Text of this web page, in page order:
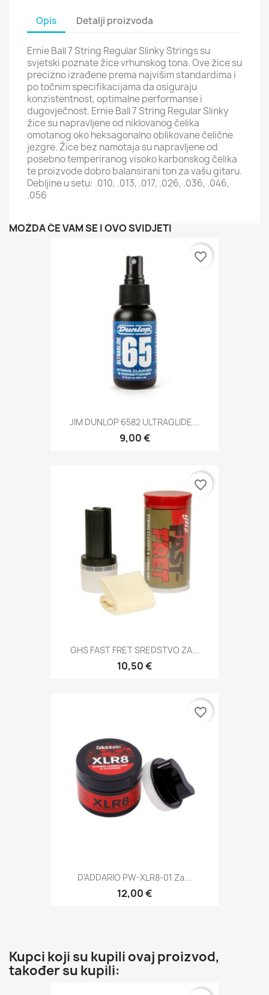
Opis Detalji proizvoda
Ernie Ball 7 String Regular Slinky Strings su
svjetski poznate žice vrhunskog tona. Ove žice su
precizno izrađene prema najvišim standardima i
po točnim specifikacijama da osiguraju
konzistentnost, optimalne performanse i
dugovječnost. Ernie Ball 7 String Regular Slinky
žice su napravljene od niklovanog čelika
omotanog oko heksagonalno oblikovane čelične
jezgre. Žice bez namotaja su napravljene od
posebno temperiranog visoko karbonskog čelika
te proizvode dobro balansirani ton za vašu gitaru.
Debljine u setu: .010, .013, .017, .026, .036, .046,
.056
MOŽDA ĆE VAM SE I OVO SVIDJETI
JIM DUNLOP 6582 ULTRAGLIDE...
9,00 €
favorite_border
GHS FAST FRET SREDSTVO ZA...
10,50 €
favorite_border
D'ADDARIO PW-XLR8-01 Za...
12,00 €
favorite_border
Kupci koji su kupili ovaj proizvod,
također su kupili: